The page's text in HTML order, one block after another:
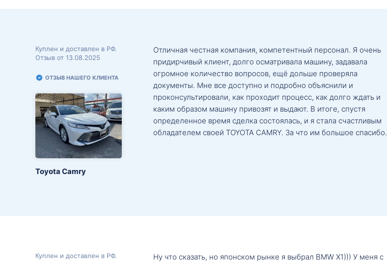
Куплен и доставлен в РФ.
Отзыв от 13.08.2025
ОТЗЫВ НАШЕГО КЛИЕНТА
Toyota Camry
Отличная честная компания, компетентный персонал. Я очень
придирчивый клиент, долго осматривала машину, задавала
огромное количество вопросов, ещё дольше проверяла
документы. Мне все доступно и подробно объяснили и
проконсультировали, как проходит процесс, как долго ждать и
каким образом машину привозят и выдают. В итоге, спустя
определенное время сделка состоялась, и я стала счастливым
обладателем своей TOYOTA CAMRY. За что им большое спасибо.
Куплен и доставлен в РФ.
Ну что сказать, но японском рынке я выбрал BMW X1))) У меня с